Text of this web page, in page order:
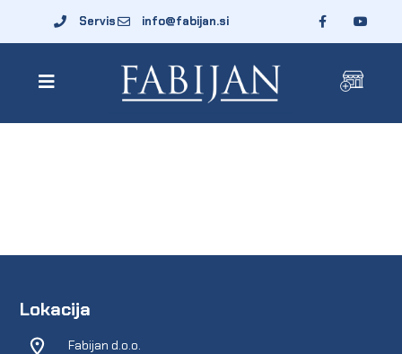
Servis info@fabijan.si
Lokacija
Fabijan d.o.o.